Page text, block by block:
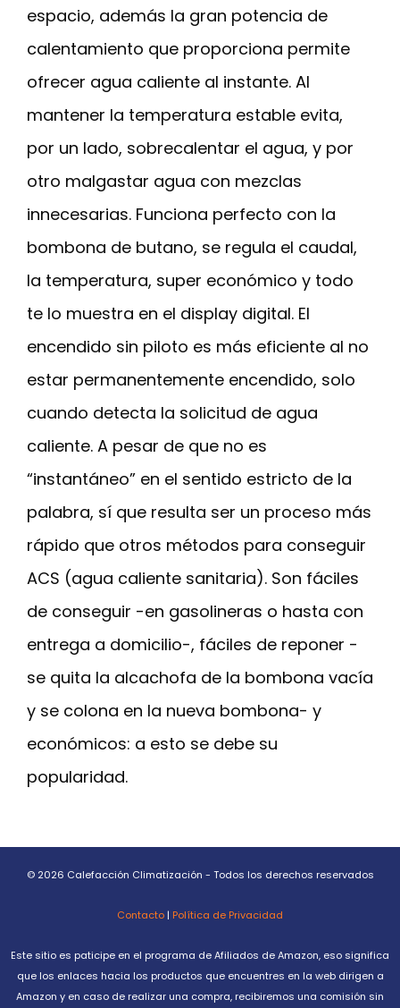
espacio, además la gran potencia de
calentamiento que proporciona permite
ofrecer agua caliente al instante. Al
mantener la temperatura estable evita,
por un lado, sobrecalentar el agua, y por
otro malgastar agua con mezclas
innecesarias. Funciona perfecto con la
bombona de butano, se regula el caudal,
la temperatura, super económico y todo
te lo muestra en el display digital. El
encendido sin piloto es más eficiente al no
estar permanentemente encendido, solo
cuando detecta la solicitud de agua
caliente. A pesar de que no es
“instantáneo” en el sentido estricto de la
palabra, sí que resulta ser un proceso más
rápido que otros métodos para conseguir
ACS (agua caliente sanitaria). Son fáciles
de conseguir -en gasolineras o hasta con
entrega a domicilio-, fáciles de reponer -
se quita la alcachofa de la bombona vacía
y se colona en la nueva bombona- y
económicos: a esto se debe su
popularidad.
© 2026 Calefacción Climatización - Todos los derechos reservados
Contacto | Política de Privacidad
Este sitio es paticipe en el programa de Afiliados de Amazon, eso significa
que los enlaces hacia los productos que encuentres en la web dirigen a
Amazon y en caso de realizar una compra, recibiremos una comisión sin